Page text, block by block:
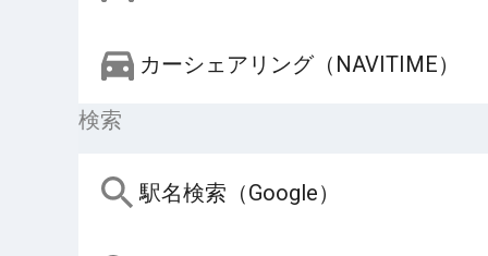
カーシェアリング（NAVITIME）
検索
駅名検索（Google）